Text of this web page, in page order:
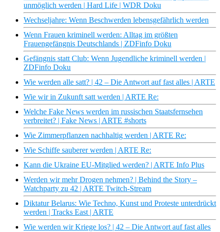
unmöglich werden | Hard Life | WDR Doku
Wechseljahre: Wenn Beschwerden lebensgefährlich werden
Wenn Frauen kriminell werden: Alltag im größten
Frauengefängnis Deutschlands | ZDFinfo Doku
Gefängnis statt Club: Wenn Jugendliche kriminell werden |
ZDFinfo Doku
Wie werden alle satt? | 42 – Die Antwort auf fast alles | ARTE
Wie wir in Zukunft satt werden | ARTE Re:
Welche Fake News werden im russischen Staatsfernsehen
verbreitet? | Fake News | ARTE #shorts
Wie Zimmerpflanzen nachhaltig werden | ARTE Re:
Wie Schiffe sauberer werden | ARTE Re:
Kann die Ukraine EU-Mitglied werden? | ARTE Info Plus
Werden wir mehr Drogen nehmen? | Behind the Story –
Watchparty zu 42 | ARTE Twitch-Stream
Diktatur Belarus: Wie Techno, Kunst und Proteste unterdrückt
werden | Tracks East | ARTE
Wie werden wir Kriege los? | 42 – Die Antwort auf fast alles